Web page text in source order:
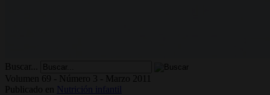
Buscar...
Volumen 69 - Número 3 - Marzo 2011
Publicado en
Nutrición infantil